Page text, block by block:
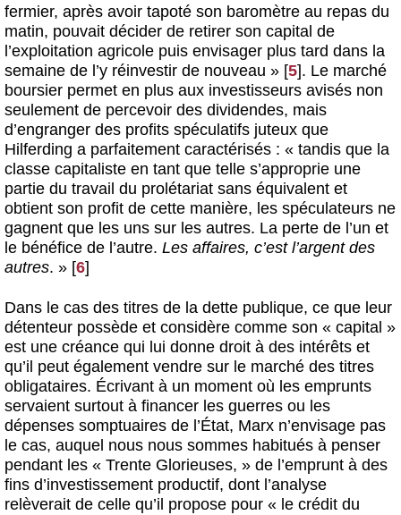
fermier, après avoir tapoté son baromètre au repas du
matin, pouvait décider de retirer son capital de
l’exploitation agricole puis envisager plus tard dans la
semaine de l’y réinvestir de nouveau » [5]. Le marché
boursier permet en plus aux investisseurs avisés non
seulement de percevoir des dividendes, mais
d’engranger des profits spéculatifs juteux que
Hilferding a parfaitement caractérisés : « tandis que la
classe capitaliste en tant que telle s’approprie une
partie du travail du prolétariat sans équivalent et
obtient son profit de cette manière, les spéculateurs ne
gagnent que les uns sur les autres. La perte de l’un et
le bénéfice de l’autre. Les affaires, c’est l’argent des
autres. » [6]
Dans le cas des titres de la dette publique, ce que leur
détenteur possède et considère comme son « capital »
est une créance qui lui donne droit à des intérêts et
qu’il peut également vendre sur le marché des titres
obligataires. Écrivant à un moment où les emprunts
servaient surtout à financer les guerres ou les
dépenses somptuaires de l’État, Marx n’envisage pas
le cas, auquel nous nous sommes habitués à penser
pendant les « Trente Glorieuses, » de l’emprunt à des
fins d’investissement productif, dont l’analyse
relèverait de celle qu’il propose pour « le crédit du